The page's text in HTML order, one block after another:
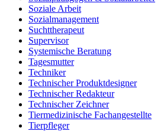
Soziale Arbeit
Sozialmanagement
Suchttherapeut
Supervisor
Systemische Beratung
Tagesmutter
Techniker
Technischer Produktdesigner
Technischer Redakteur
Technischer Zeichner
Tiermedizinische Fachangestellte
Tierpfleger